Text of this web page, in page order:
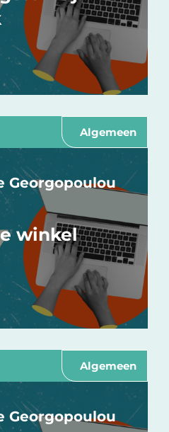
Algemeen
Georgopoulou
winkel
Algemeen
Georgopoulou